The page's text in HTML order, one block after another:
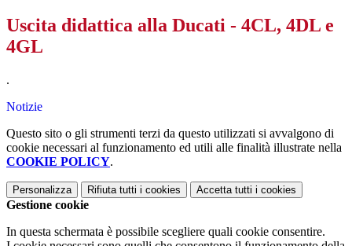
Uscita didattica alla Ducati - 4CL, 4DL e
4GL
.
Notizie
Questo sito o gli strumenti terzi da questo utilizzati si avvalgono di
cookie necessari al funzionamento ed utili alle finalità illustrate nella
COOKIE POLICY.
Personalizza Rifiuta tutti i cookies Accetta tutti i cookies
Gestione cookie
In questa schermata è possibile scegliere quali cookie consentire.